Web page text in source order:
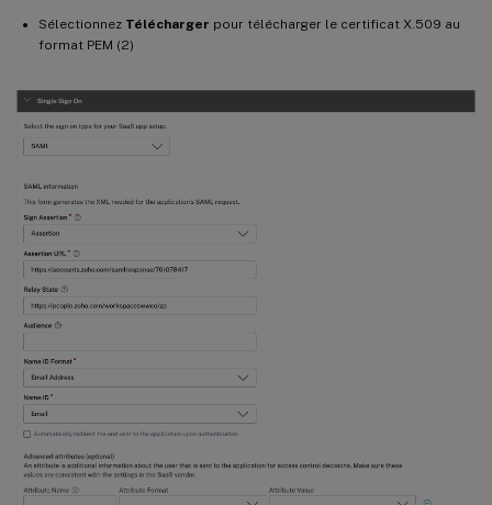
Sélectionnez Télécharger pour télécharger le certificat X.509 au
format PEM (2)